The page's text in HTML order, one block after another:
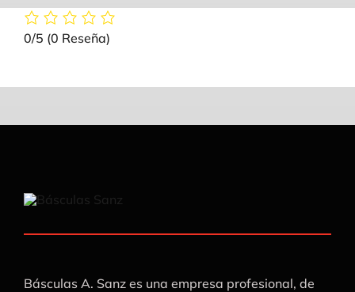
0/5 (0 Reseña)
Básculas A. Sanz es una empresa profesional, de